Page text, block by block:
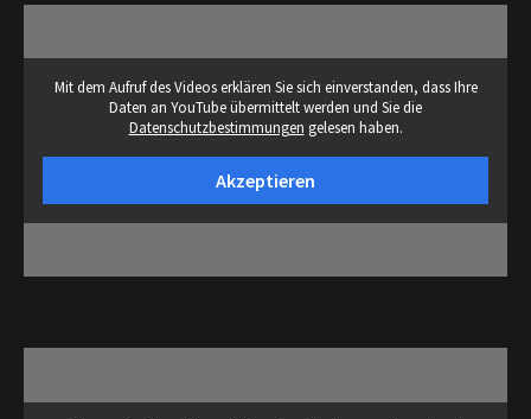
Mit dem Aufruf des Videos erklären Sie sich einverstanden, dass Ihre
Daten an YouTube übermittelt werden und Sie die
Datenschutzbestimmungen gelesen haben.
Akzeptieren